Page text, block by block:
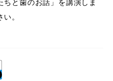
と歯のお話」を講演しま
。